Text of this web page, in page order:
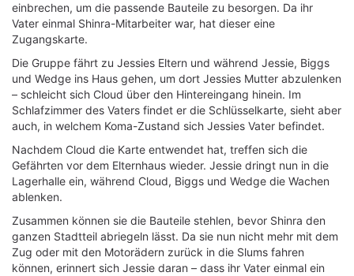
einbrechen, um die passende Bauteile zu besorgen. Da ihr
Vater einmal Shinra-Mitarbeiter war, hat dieser eine
Zugangskarte.
Die Gruppe fährt zu Jessies Eltern und während Jessie, Biggs
und Wedge ins Haus gehen, um dort Jessies Mutter abzulenken
– schleicht sich Cloud über den Hintereingang hinein. Im
Schlafzimmer des Vaters findet er die Schlüsselkarte, sieht aber
auch, in welchem Koma-Zustand sich Jessies Vater befindet.
Nachdem Cloud die Karte entwendet hat, treffen sich die
Gefährten vor dem Elternhaus wieder. Jessie dringt nun in die
Lagerhalle ein, während Cloud, Biggs und Wedge die Wachen
ablenken.
Zusammen können sie die Bauteile stehlen, bevor Shinra den
ganzen Stadtteil abriegeln lässt. Da sie nun nicht mehr mit dem
Zug oder mit den Motorädern zurück in die Slums fahren
können, erinnert sich Jessie daran – dass ihr Vater einmal ein